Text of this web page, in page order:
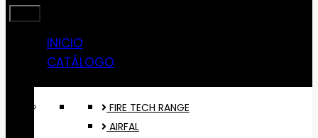
INICIO
CATÁLOGO
FIRE TECH RANGE
AIRFAL